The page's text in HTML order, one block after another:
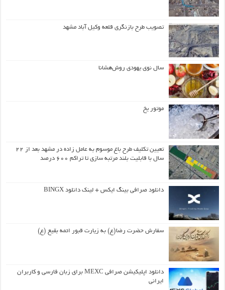
تصویب طرح بازنگری قلعه وکیل آباد مشهد
سال نوی یهودی روش‌هشانا
موتور یخ
تعیین تکلیف طرح باغ موسوم به عامل زاده در مشهد بعد از ۲۲
سال با قابلیت بلند مرتبه سازی تا تراکم ۶۰۰ درصد
دانلود صرافی بینگ ایکس + لینک دانلود BINGX
سفارش حضرت رضا(ع) به زیارت قبور ائمه بقیع (ع)
دانلود اپلیکیشن صرافی MEXC برای زبان فارسی و کاربران
ایرانی